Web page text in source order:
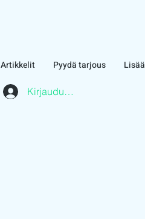
Artikkelit Pyydä tarjous Lisää
Kirjaudu asiakasalueelle